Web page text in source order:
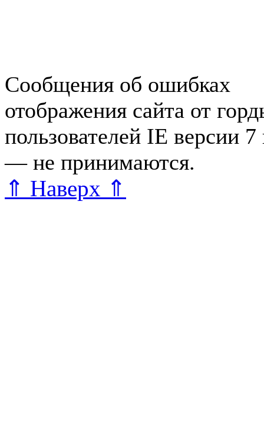
Сообщения об ошибках
отображения сайта от
пользователей IE версии
— не принимаются.
⇑ Наверх ⇑